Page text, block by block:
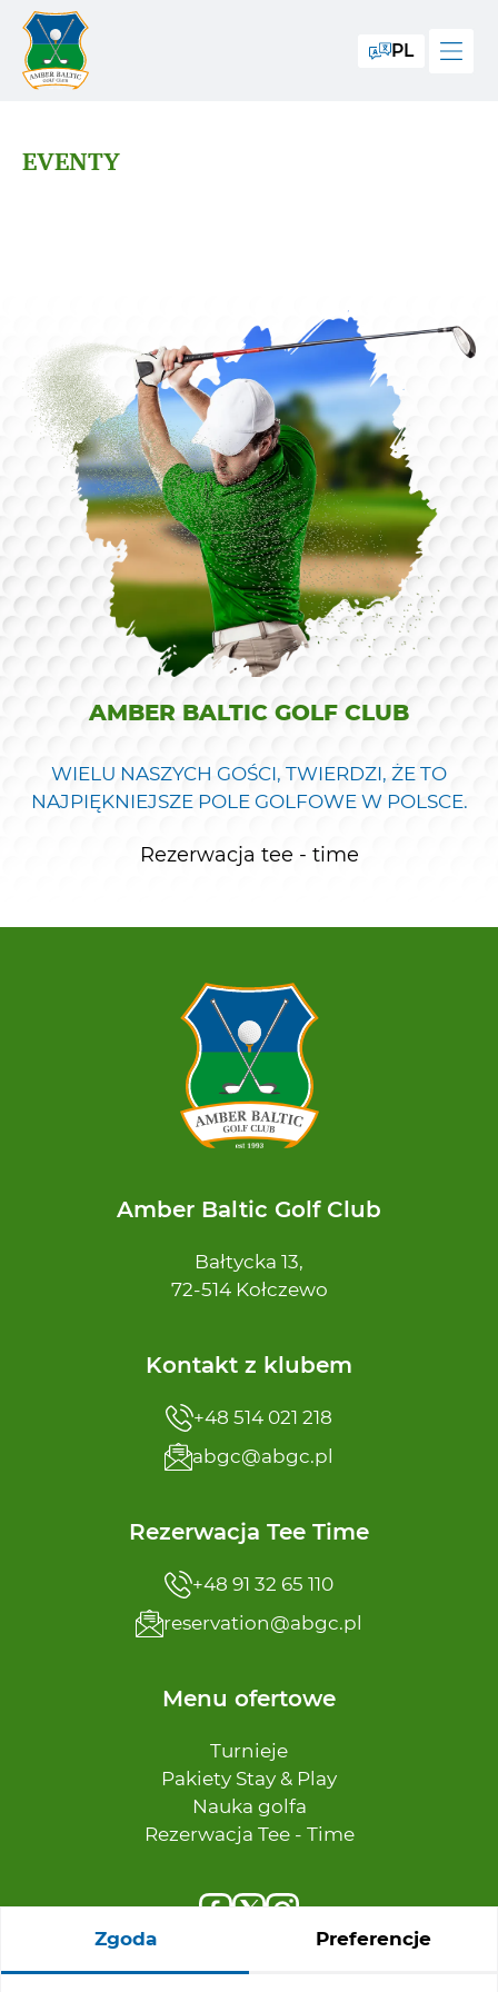
PL
EVENTY
AMBER BALTIC GOLF CLUB
WIELU NASZYCH GOŚCI, TWIERDZI, ŻE TO
NAJPIĘKNIEJSZE POLE GOLFOWE W POLSCE.
Rezerwacja tee - time
Amber Baltic Golf Club
Bałtycka 13,
72-514 Kołczewo
Kontakt z klubem
+48 514 021 218
abgc@abgc.pl
Rezerwacja Tee Time
+48 91 32 65 110
reservation@abgc.pl
Menu ofertowe
Turnieje
Pakiety Stay & Play
Nauka golfa
Rezerwacja Tee - Time
Zgoda Preferencje